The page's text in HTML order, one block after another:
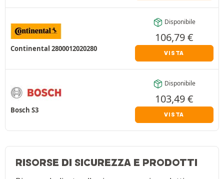
Continental 2800012020280
Disponibile
106,79€
VISTA
Bosch S3
Disponibile
103,49€
VISTA
RISORSE DI SICUREZZA E PRODOTTI